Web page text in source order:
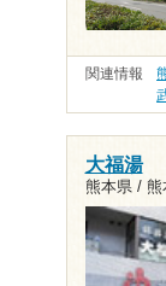
関連情報
大福湯
熊本県 / 熊